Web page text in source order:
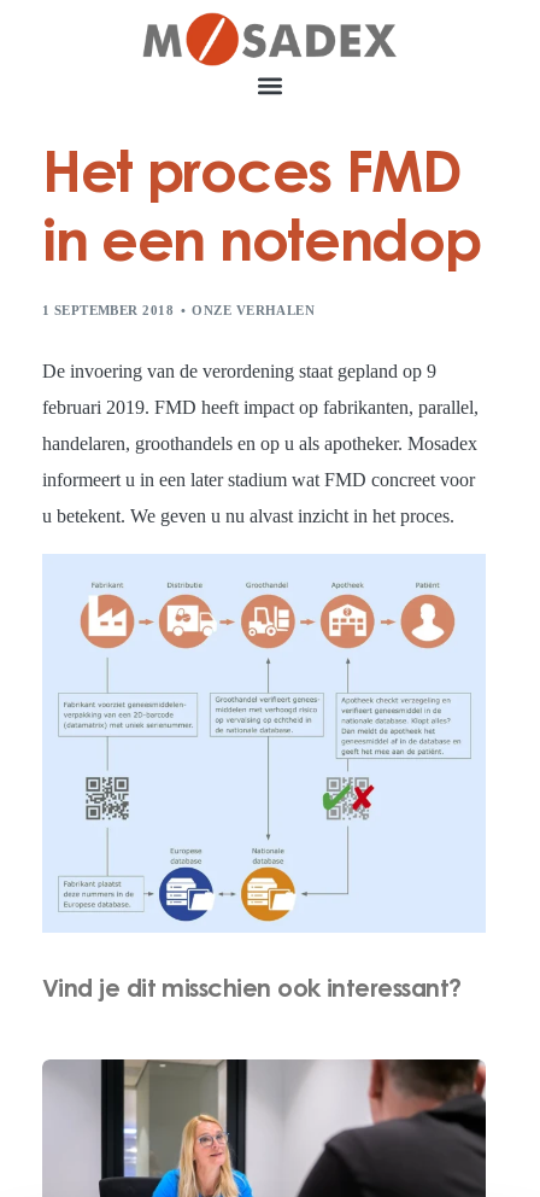
Het proces FMD
in een notendop
1 SEPTEMBER 2018 ONZE VERHALEN
De invoering van de verordening staat gepland op 9
februari 2019. FMD heeft impact op fabrikanten, parallel,
handelaren, groothandels en op u als apotheker. Mosadex
informeert u in een later stadium wat FMD concreet voor
u betekent. We geven u nu alvast inzicht in het proces.
Vind je dit misschien ook interessant?